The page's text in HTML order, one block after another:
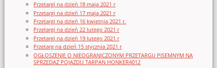
Przetargi na dzień 18 maja 2021 r
Przetargi na dzień 17 maja 2021 r
Przetargi na dzień 16 kwietnia 2021 r.
Przetargi na dzień 22 lutego 2021 r
Przetargi na dzień 19 lutego 2021 r
Przetarg na dzień 15 stycznia 2021 r
OGŁOSZENIE O NIEOGRANICZONYM PRZETARGU PISEMNYM NA
SPRZEDAŻ POJAZDU TARPAN HONKER4012